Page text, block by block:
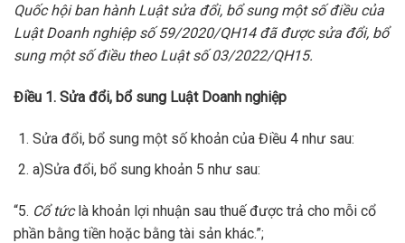
Quốc hội ban hành Luật sửa đổi, bổ sung một số điều của
Luật Doanh nghiệp số 59/2020/QH14 đã được sửa đổi, bổ
sung một số điều theo Luật số 03/2022/QH15.
Điều 1. Sửa đổi, bổ sung Luật Doanh nghiệp
Sửa đổi, bổ sung một số khoản của Điều 4 như sau:
a)Sửa đổi, bổ sung khoản 5 như sau:
“5. Cổ tứclà khoản lợi nhuận sau thuế được trả cho mỗi cổ
phần bằng tiền hoặc bằng tài sản khác.”;